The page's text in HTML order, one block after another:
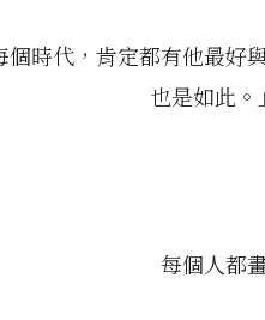
個時代，肯定都有他最好
也是如此
每個人都